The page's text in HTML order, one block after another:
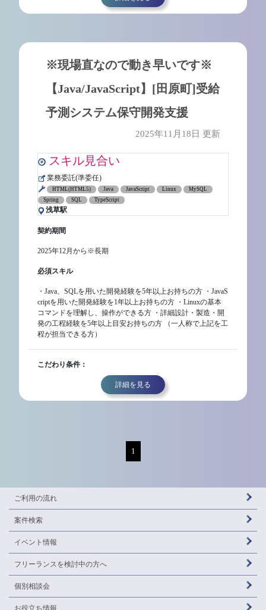
※現場直なので動き早いです※
【Java/JavaScript】[田原町]受給
予測システム保守開発支援
2025年11月18日 更新
スキル見合い
業務委託(準委任)
HTML(HTML5) Java JavaScript Linux
MySQL
Spring
SQL TypeScript
浅草駅
契約期間
2025年12月から※長期
必須スキル
・Java、SQLを用いた開発経験を5年以上お持ちの方 ・JavaS
criptを用いた開発経験を1年以上お持ちの方 ・Linuxの基本
コマンドを理解し、操作ができる方 ・詳細設計・製造・開
発の工程経験を5年以上目安お持ちの方 （一人称で上記を工
程が担当できる方）
こだわり条件：
詳細を見る
1
ご利用の流れ
案件検索
イベント情報
フリーランスを検討中の方へ
個別相談会
お役立ち情報